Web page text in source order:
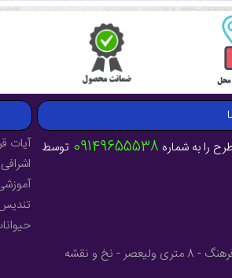
را به شماره 09149655538 توسط
آدرس : آذربایجان شرقی - شهرستان میانه - خیابان فرهنگ - 8 متری ولیعصر - نخ و نقشه
آیات